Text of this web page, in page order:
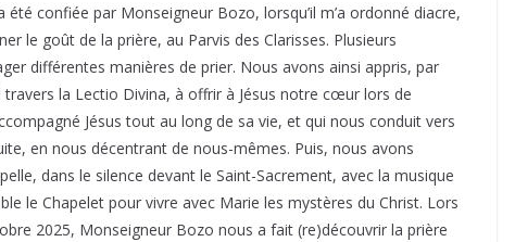
été confiée par Monseigneur Bozo, lorsqu’il m’a ordonné diacre,
le goût de la prière, au Parvis des Clarisses. Plusieurs
différentes manières de prier. Nous avons ainsi appris, par
travers la Lectio Divina, à offrir à Jésus notre cœur lors de
Jésus tout au long de sa vie, et qui nous conduit vers
en nous décentrant de nous-mêmes. Puis, nous avons
dans le silence devant le Saint-Sacrement, avec la musique
le Chapelet pour vivre avec Marie les mystères du Christ. Lors
2025, Monseigneur Bozo nous a fait (re)découvrir la prière